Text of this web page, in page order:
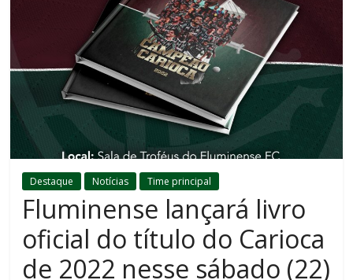
Destaque Notícias Time principal
Fluminense lançará livro
oficial do título do Carioca
de 2022 nesse sábado (22)